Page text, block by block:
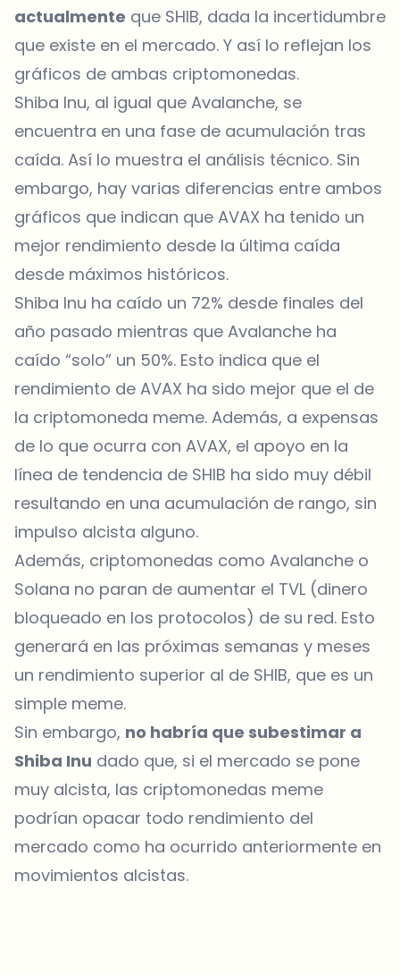
actualmente que SHIB, dada la incertidumbre
que existe en el mercado. Y así lo reflejan los
gráficos de ambas criptomonedas.
Shiba Inu, al igual que Avalanche, se
encuentra en una fase de acumulación tras
caída. Así lo muestra el análisis técnico. Sin
embargo, hay varias diferencias entre ambos
gráficos que indican que AVAX ha tenido un
mejor rendimiento desde la última caída
desde máximos históricos.
Shiba Inu ha caído un 72% desde finales del
año pasado mientras que Avalanche ha
caído “solo” un 50%. Esto indica que el
rendimiento de AVAX ha sido mejor que el de
la criptomoneda meme. Además, a expensas
de lo que ocurra con AVAX, el apoyo en la
línea de tendencia de SHIB ha sido muy débil
resultando en una acumulación de rango, sin
impulso alcista alguno.
Además, criptomonedas como Avalanche o
Solana no paran de aumentar el TVL (dinero
bloqueado en los protocolos) de su red. Esto
generará en las próximas semanas y meses
un rendimiento superior al de SHIB, que es un
simple meme.
Sin embargo, no habría que subestimar a
Shiba Inu dado que, si el mercado se pone
muy alcista, las criptomonedas meme
podrían opacar todo rendimiento del
mercado como ha ocurrido anteriormente en
movimientos alcistas.